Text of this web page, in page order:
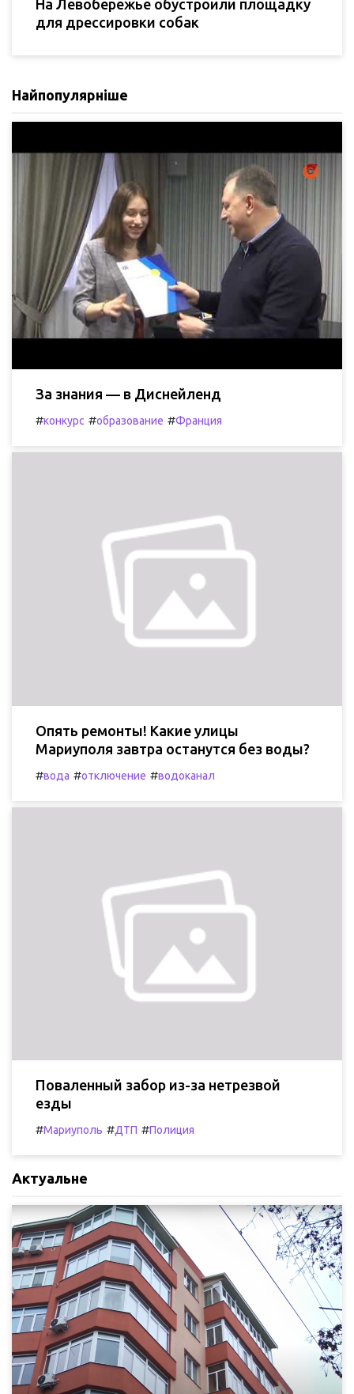
На Левобережье обустроили площадку
для дрессировки собак
Найпопулярніше
За знания — в Диснейленд
#конкурс #образование #Франция
Опять ремонты! Какие улицы
Мариуполя завтра останутся без воды?
#вода #отключение #водоканал
Поваленный забор из-за нетрезвой
езды
#Мариуполь #ДТП #Полиция
Актуальне